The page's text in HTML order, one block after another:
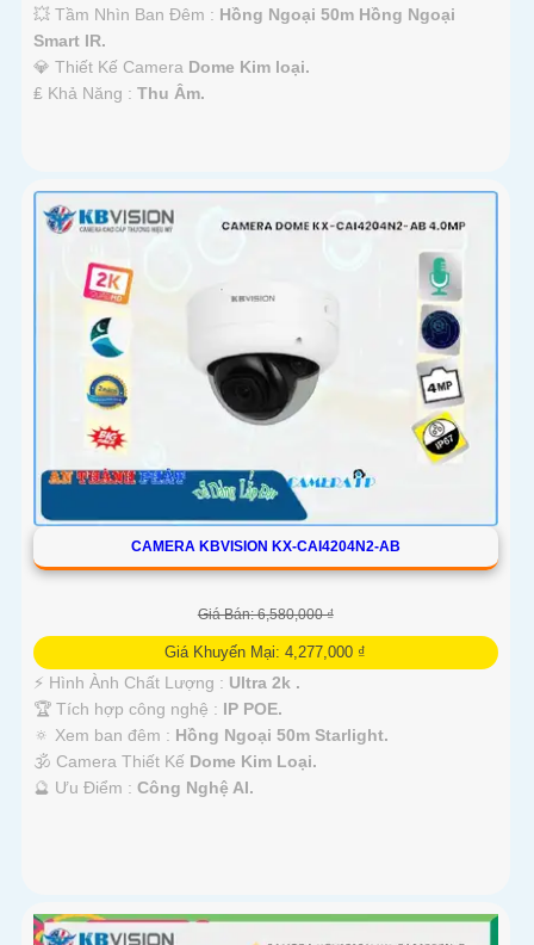
💥 Tầm Nhìn Ban Đêm : Hồng Ngoại 50m Hồng Ngoại
Smart IR.
💎 Thiết Kế Camera Dome Kim loại.
️₤ Khả Năng : Thu Âm.
CAMERA KBVISION KX-CAI4204N2-AB
Giá Bán: 6,580,000 ₫
Giá Khuyến Mại: 4,277,000 ₫
️⚡ Hình Ành Chất Lượng : Ultra 2k .
🏆 Tích hợp công nghệ : IP POE.
🔅 Xem ban đêm : Hồng Ngoại 50m Starlight.
🕉️ Camera Thiết Kế Dome Kim Loại.
️🔮 Ưu Điểm : Công Nghệ AI.